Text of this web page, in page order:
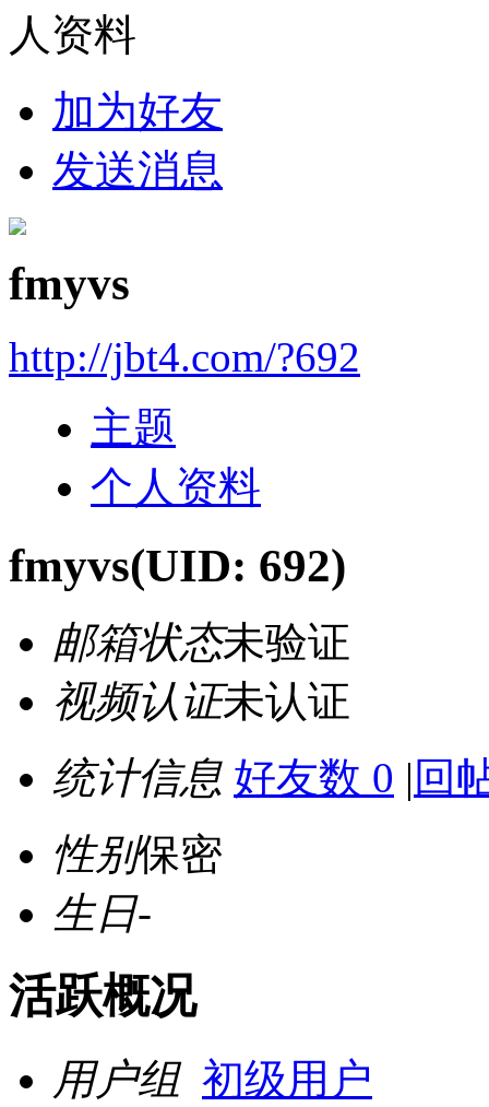
人资料
加为好友
发送消息
fmyvs
http://jbt4.com/?692
主题
个人资料
fmyvs(UID: 692)
邮箱状态未验证
视频认证未认证
统计信息 好友数 0 | 回
性别保密
生日-
活跃概况
用户组 初级用户